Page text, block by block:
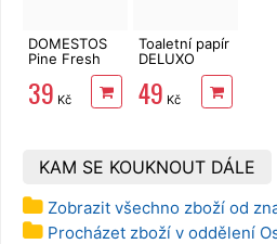
DOMESTOS
Pine Fresh
39 Kč
Toaletní papír
DELUXO
3vrstvý 8 rolí,
132 m
49 Kč
KAM SE KOUKNOUT DÁLE
Zobrazit všechno zboží od
Procházet zboží v oddělení